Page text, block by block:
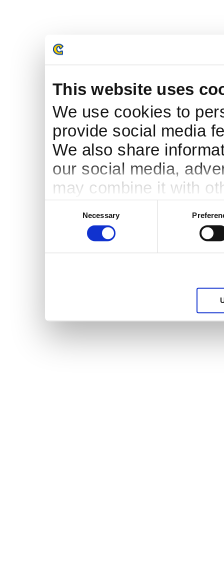
This website uses
We use cookies to
provide social media
We also share
our social media,
may combine it with
services.
Necessary